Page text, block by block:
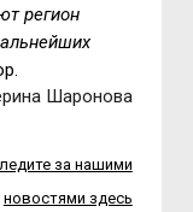
регион
Шаронова
за нашими
новостями здесь